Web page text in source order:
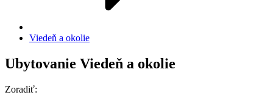
Viedeň a okolie
Ubytovanie Viedeň a okolie
Zoradiť: